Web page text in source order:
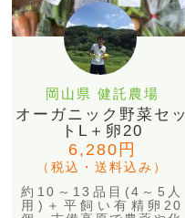
岡山県 健託農場
オーガニック野菜セッ
トL＋卵20
6,280円
（税込・送料込み）
約10～13品目(4～5人
用)＋平飼い有精卵20